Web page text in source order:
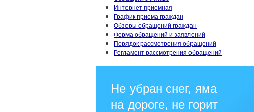
Интернет приемная
График приема граждан
Обзоры обращений граждан
Форма обращений и заявлений
Порядок рассмотрения обращений
Регламент рассмотрения обращений
Не убран снег, яма
на дороге, не горит